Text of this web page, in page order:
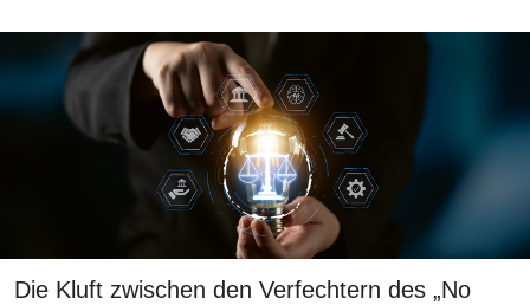
Die Kluft zwischen den Verfechtern des „No